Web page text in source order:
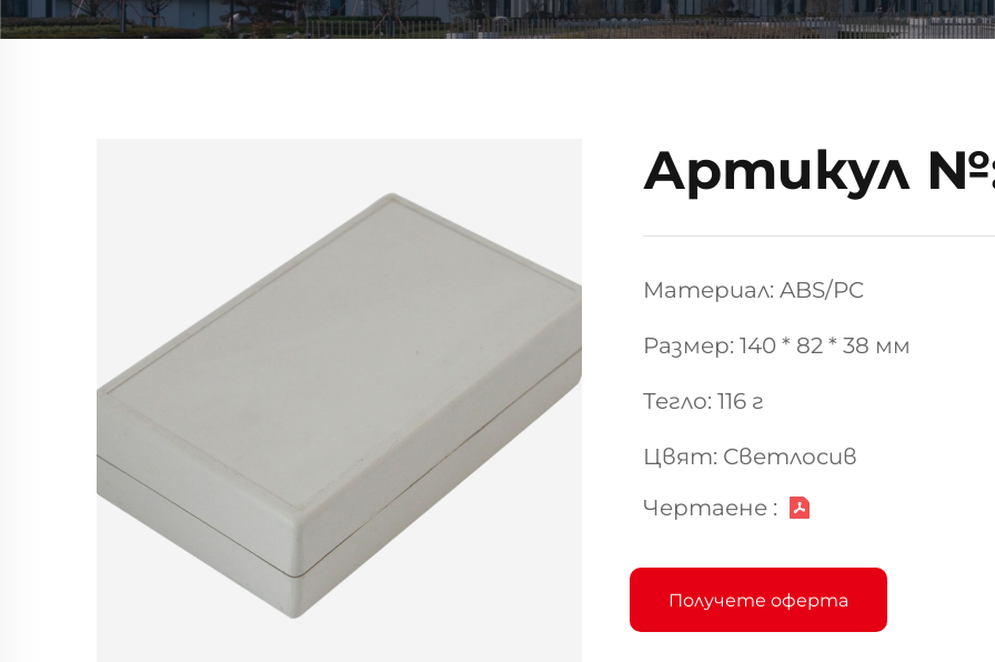
Артикул №:
Материал: ABS/PC
Размер: 140 * 82 * 38 мм
Тегло: 116 г
Цвят: Светлосив
Чертаене :
Получете оферта